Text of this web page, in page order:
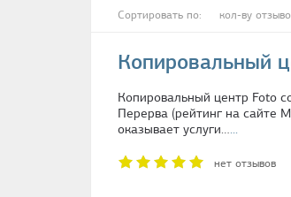
услуги гравировки
ателье обувные
печать на футболках
изготовление ключей
Сортировать по: кол-ву
Копировальный
Копировальный центр Foto
Перерва (рейтинг на сайте
оказывает услуги…...
нет отзывов